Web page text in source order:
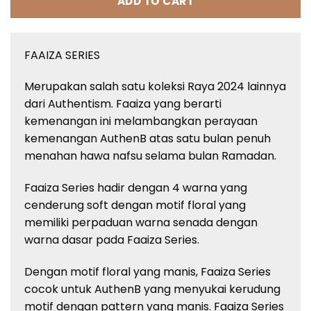
FAAIZA SERIES
Merupakan salah satu koleksi Raya 2024 lainnya
dari Authentism. Faaiza yang berarti
kemenangan ini melambangkan perayaan
kemenangan AuthenB atas satu bulan penuh
menahan hawa nafsu selama bulan Ramadan.
Faaiza Series hadir dengan 4 warna yang
cenderung soft dengan motif floral yang
memiliki perpaduan warna senada dengan
warna dasar pada Faaiza Series.
Dengan motif floral yang manis, Faaiza Series
cocok untuk AuthenB yang menyukai kerudung
motif dengan pattern yang manis. Faaiza Series